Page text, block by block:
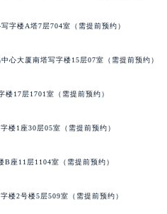
字楼A塔7层704室（需提前预约）
心大厦南塔写字楼15层07室（需提前预约）
17层1701室（需提前预约）
楼1座30层05室（需提前预约）
座11层1104室（需提前预约）
楼2号楼5层509室（需提前预约）